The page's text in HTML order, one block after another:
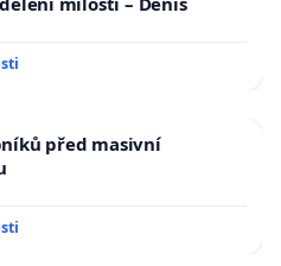
před masivní